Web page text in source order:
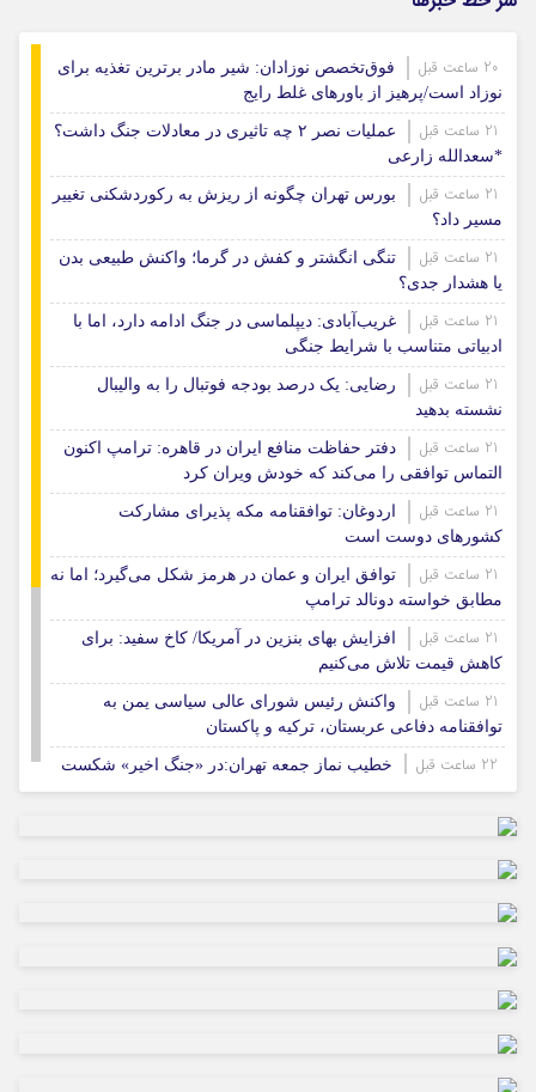
فوق‌تخصص نوزادان: شیر مادر برترین تغذیه برای
نوزاد است/پرهیز از باورهای غلط رایج
عملیات نصر ۲ چه تاثیری در معادلات جنگ داشت؟
*سعدالله زارعی
بورس تهران چگونه از ریزش به رکوردشکنی تغییر
مسیر داد؟
تنگی انگشتر و کفش در گرما؛ واکنش طبیعی بدن
یا هشدار جدی؟
غریب‌آبادی: دیپلماسی در جنگ ادامه دارد، اما با
ادبیاتی متناسب با شرایط جنگی
رضایی: یک درصد بودجه فوتبال را به والیبال
نشسته بدهید
دفتر حفاظت منافع ایران در قاهره: ترامپ اکنون
التماس توافقی را می‌کند که خودش ویران کرد
اردوغان: توافقنامه مکه پذیرای مشارکت
کشورهای دوست است
توافق ایران و عمان در هرمز شکل می‌گیرد؛ اما نه
مطابق خواسته دونالد ترامپ
افزایش بهای بنزین در آمریکا/ کاخ سفید: برای
کاهش قیمت تلاش می‌کنیم
واکنش رئیس شورای عالی سیاسی یمن به
توافقنامه دفاعی عربستان، ترکیه و پاکستان
خطیب نماز جمعه تهران:در «جنگ اخیر» شکست
دیگری را به آمریکا تحمیل کردیم
1 روز قبل
را بی‌اثر کرده است
1 روز قبل